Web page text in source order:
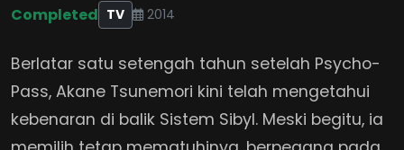
Completed TV 2014
Berlatar satu setengah tahun setelah Psycho-
Pass, Akane Tsunemori kini telah mengetahui
kebenaran di balik Sistem Sibyl. Meski begitu, ia